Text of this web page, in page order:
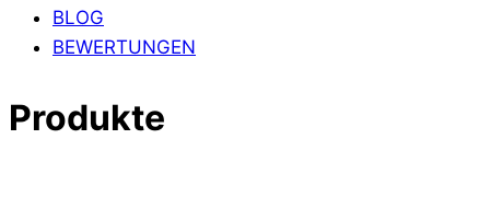
BLOG
BEWERTUNGEN
Produkte